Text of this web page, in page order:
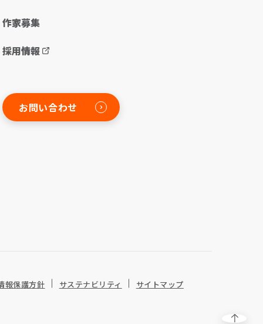
作家募集
採用情報
お問い合わせ
報保護方針 サステナビリティ サイトマップ